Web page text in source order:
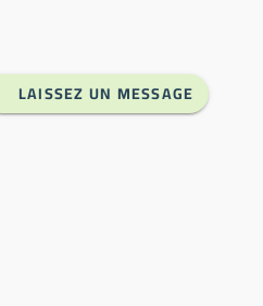
LAISSEZ UN MESSAGE